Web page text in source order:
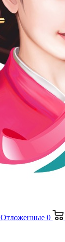
Отложенные 0